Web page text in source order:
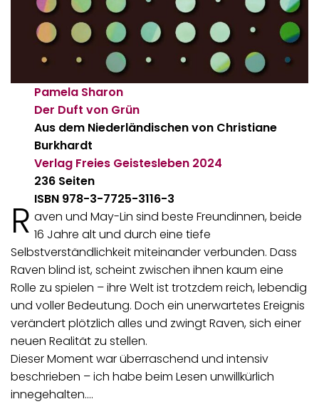
Pamela Sharon
Der Duft von Grün
Aus dem Niederländischen von Christiane
Burkhardt
Verlag Freies Geistesleben 2024
236 Seiten
ISBN 978-3-7725-3116-3
R aven und May-Lin sind beste Freundinnen, beide
16 Jahre alt und durch eine tiefe
Selbstverständlichkeit miteinander verbunden. Dass
Raven blind ist, scheint zwischen ihnen kaum eine
Rolle zu spielen – ihre Welt ist trotzdem reich, lebendig
und voller Bedeutung. Doch ein unerwartetes Ereignis
verändert plötzlich alles und zwingt Raven, sich einer
neuen Realität zu stellen.
Dieser Moment war überraschend und intensiv
beschrieben – ich habe beim Lesen unwillkürlich
innegehalten.…